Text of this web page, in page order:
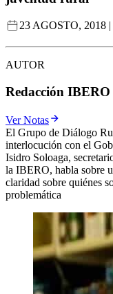
23 AGOSTO, 2018 |
AUTOR
Redacción IBERO
Ver Notas
El Grupo de Diálogo
interlocución con el
Isidro Soloaga,
la IBERO, habla sobre
claridad sobre quiénes
problemática